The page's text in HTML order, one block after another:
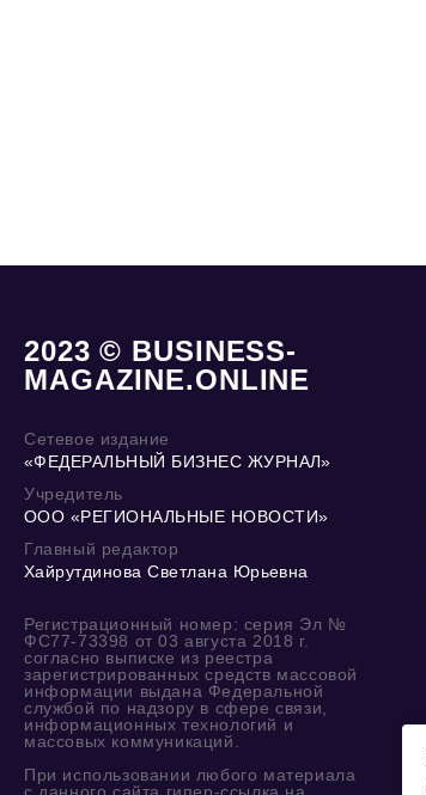
2023 © BUSINESS-
MAGAZINE.ONLINE
Сетевое издание
«ФЕДЕРАЛЬНЫЙ БИЗНЕС ЖУРНАЛ»
Учредитель
ООО «РЕГИОНАЛЬНЫЕ НОВОСТИ»
Главный редактор
Хайрутдинова Светлана Юрьевна
Регистрационный номер: серия Эл №
ФС77-73398 от 03 августа 2018 г.
согласно выписке из реестра
зарегистрированных средств массовой
информации выдана Федеральной
службой по надзору в сфере связи,
информационных технологий и
массовых коммуникаций.
При использовании любого материала